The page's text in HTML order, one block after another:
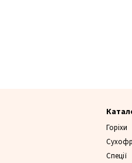
Горіхи
Спеції